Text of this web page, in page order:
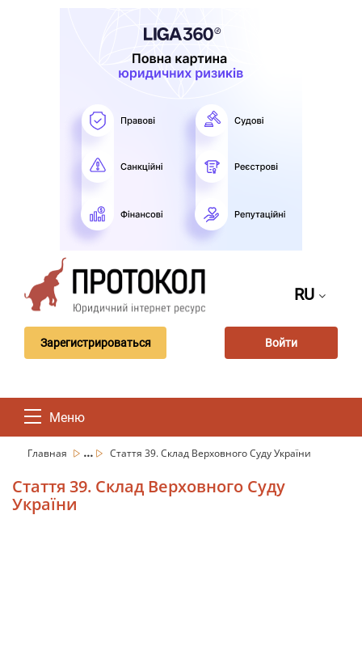
RU
Зарегистрироваться Войти
Меню
Главная ... Стаття 39. Склад Верховного Суду України
Стаття 39. Склад Верховного Суду
України